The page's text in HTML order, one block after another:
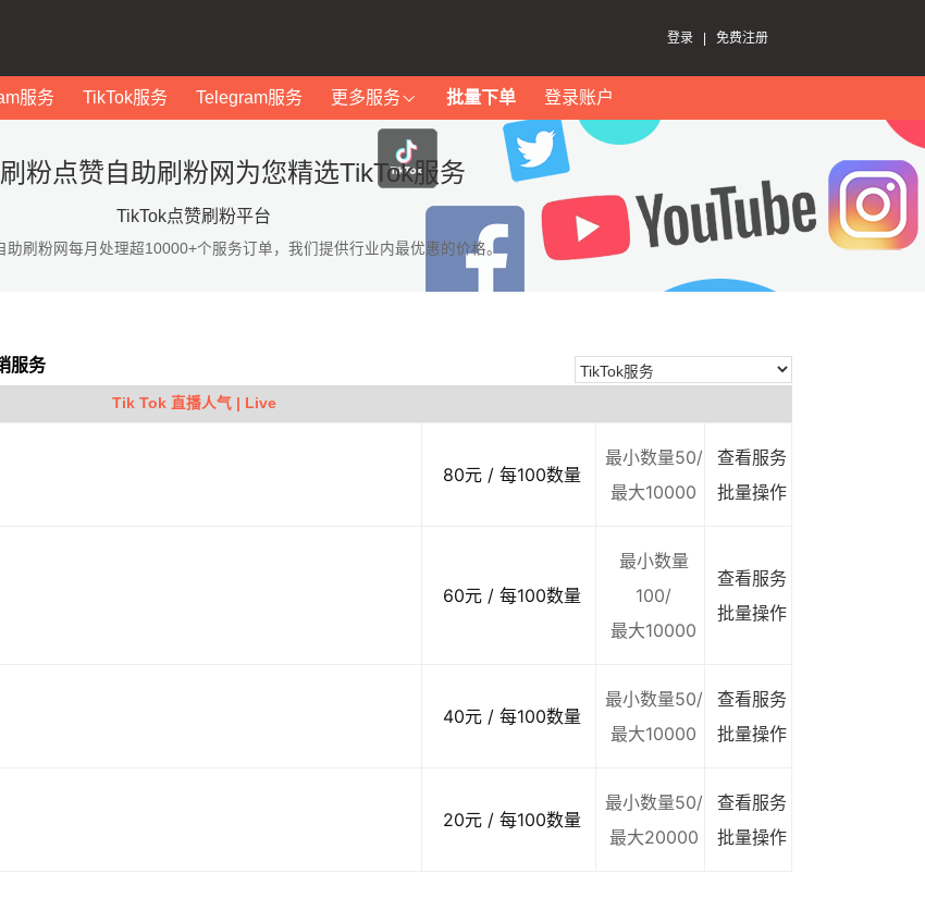
登录 免费注册
服务 TikTok服务 Telegram服务 更多服务 批量下单 登录账户
粉点赞自助刷粉网为您精选TikTok服务
TikTok点赞刷粉平台
助刷粉网每月处理超10000+个服务订单，我们提供行业内最优惠的价格。
服务
Tik Tok 直播人气 | Live
80元 / 每100数量
最小数量50/
最大10000
查看服务
批量操作
60元 / 每100数量
最小数量
100/
最大10000
查看服务
批量操作
40元 / 每100数量
最小数量50/
最大10000
查看服务
批量操作
20元 / 每100数量
最小数量50/
最大20000
查看服务
批量操作